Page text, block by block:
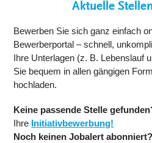
Aktuelle
Bewerben Sie sich ganz einfach
Bewerberportal – schnell,
Ihre Unterlagen (z. B. Lebenslauf
Sie bequem in allen gängigen
hochladen.
Keine passende Stelle
Ihre Initiativbewerbung!
Noch keinen Jobalert abonniert?